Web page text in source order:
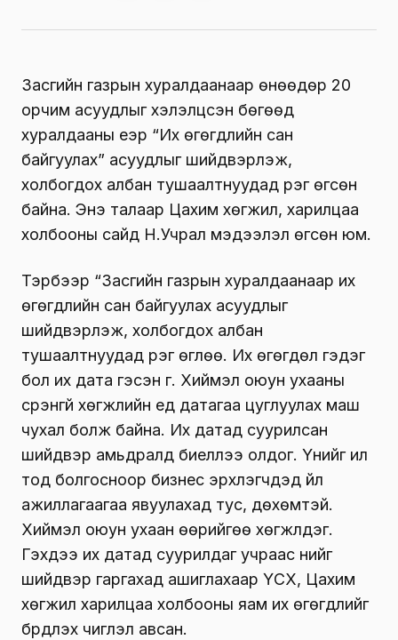
Засгийн газрын хуралдаанаар өнөөдөр 20
орчим асуудлыг хэлэлцсэн бөгөөд
хуралдааны үеэр “Их өгөгдлийн сан
байгуулах” асуудлыг шийдвэрлэж,
холбогдох албан тушаалтнуудад үүрэг өгсөн
байна. Энэ талаар Цахим хөгжил, харилцаа
холбооны сайд Н.Учрал мэдээлэл өгсөн юм.
Тэрбээр “Засгийн газрын хуралдаанаар их
өгөгдлийн сан байгуулах асуудлыг
шийдвэрлэж, холбогдох албан
тушаалтнуудад үүрэг өглөө. Их өгөгдөл гэдэг
бол их дата гэсэн үг. Хиймэл оюун ухааны
үсрэнгүй хөгжлийн үед датагаа цуглуулах маш
чухал болж байна. Их датад суурилсан
шийдвэр амьдралд биеллээ олдог. Үүнийг ил
тод болгосноор бизнес эрхлэгчдэд үйл
ажиллагаагаа явуулахад тус, дөхөмтэй.
Хиймэл оюун ухаан өөрийгөө хөгжүүлдэг.
Гэхдээ их датад суурилдаг учраас үүнийг
шийдвэр гаргахад ашиглахаар ҮСХ, Цахим
хөгжил харилцаа холбооны яам их өгөгдлийг
бүрдүүлэх чиглэл авсан.